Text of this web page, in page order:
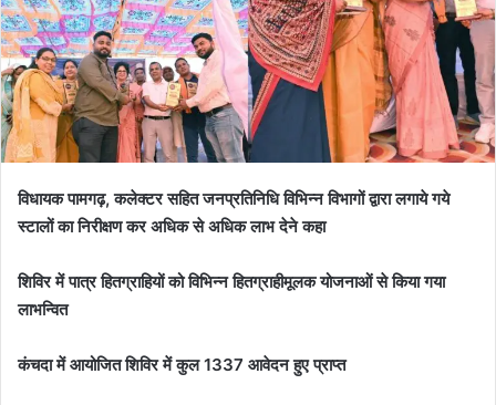
विधायक पामगढ़, कलेक्टर सहित जनप्रतिनिधि विभिन्न विभागों द्वारा लगाये गये
स्टालों का निरीक्षण कर अधिक से अधिक लाभ देने कहा
शिविर में पात्र हितग्राहियों को विभिन्न हितग्राहीमूलक योजनाओं से किया गया
लाभन्वित
कंचदा में आयोजित शिविर में कुल 1337 आवेदन हुए प्राप्त